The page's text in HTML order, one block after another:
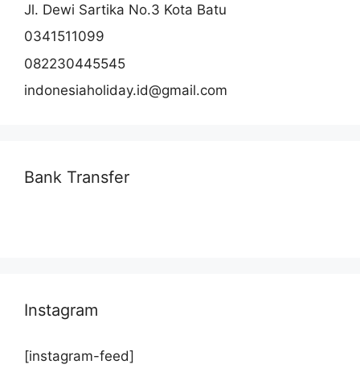
Jl. Dewi Sartika No.3 Kota Batu
0341511099
082230445545
indonesiaholiday.id@gmail.com
Bank Transfer
Instagram
[instagram-feed]